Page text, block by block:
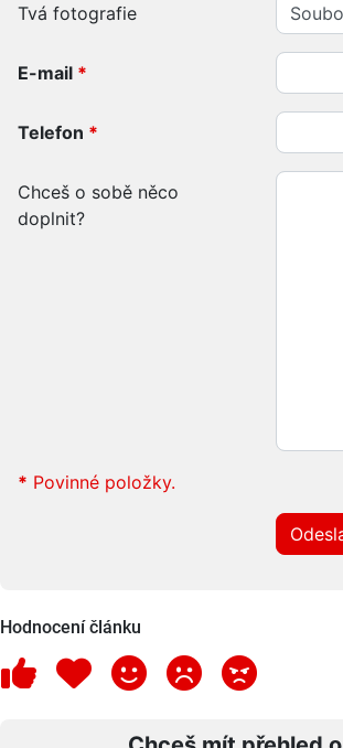
Tvá fotografie
E-mail *
Telefon *
Chceš o sobě něco
doplnit?
* Povinné položky.
Hodnocení článku